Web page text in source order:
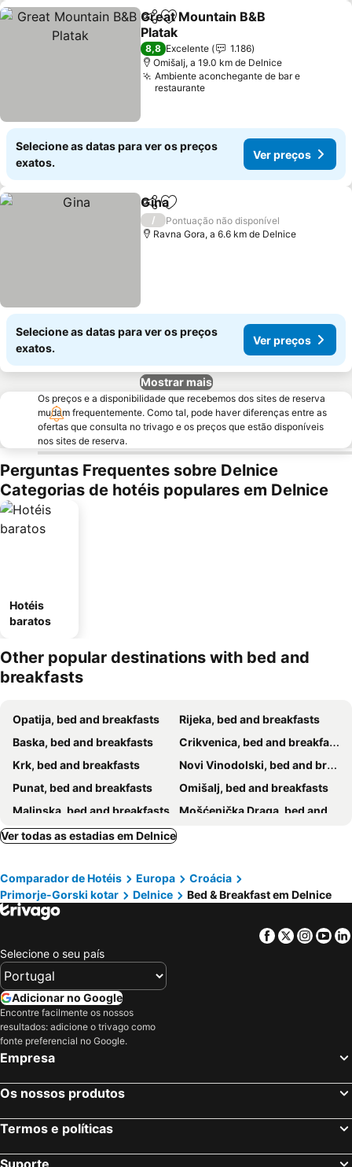
PartilharAdicionar aos favoritos
Great Mountain B&B
Platak
8,8 Excelente
1.186
Omišalj, a 19.0 km de Delnice
Ambiente aconchegante de bar e
restaurante
Selecione as datas para ver os preços
exatos.
Ver preços
PartilharAdicionar aos favoritos
Gina
/
Pontuação não disponível
Ravna Gora, a 6.6 km de Delnice
Selecione as datas para ver os preços
exatos.
Ver preços
Mostrar mais
Os preços e a disponibilidade que recebemos dos sites de reserva
mudam frequentemente. Como tal, pode haver diferenças entre as
ofertas que consulta no trivago e os preços que estão disponíveis
nos sites de reserva.
Perguntas Frequentes sobre Delnice
Categorias de hotéis populares em Delnice
Hotéis
baratos
Other popular destinations with bed and
breakfasts
Opatija, bed and breakfasts
Rijeka, bed and breakfasts
Baska, bed and breakfasts
Crikvenica, bed and breakfasts
Krk, bed and breakfasts
Novi Vinodolski, bed and breakfasts
Punat, bed and breakfasts
Omišalj, bed and breakfasts
Malinska, bed and breakfasts
Mošćenička Draga, bed and breakfasts
Ogulin, bed and breakfasts
Senj, bed and breakfasts
Bosiljevo, bed and breakfasts
Brod na Kupi, bed and breakfasts
Vinodolska, bed and breakfasts
Bakar, bed and breakfasts
Dobrinj, bed and breakfasts
Črnomelj, bed and breakfasts
Josipdol, bed and breakfasts
Semič, bed and breakfasts
Kraljevica, bed and breakfasts
Ver todas as estadias em Delnice
Comparador de Hotéis Europa
Croácia
Primorje-Gorski kotar
Delnice Bed & Breakfast em Delnice
Facebook
Twitter
Selecione o seu país
Adicionar no Google
Encontre facilmente os nossos
resultados: adicione o trivago como
fonte preferencial no Google.
Empresa
Os nossos produtos
Termos e políticas
Suporte